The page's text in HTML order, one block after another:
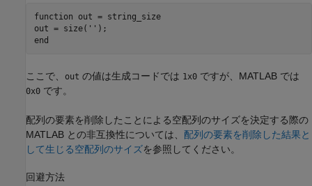
function out = string_size
out = size( ''
end
ここで、 out の値は生成コードでは 1x0 ですが、MATLAB では
0x0 です。
配列の要素を削除したことによる空配列のサイズを決定する際の
MATLAB との非互換性については、 配列の要素を削除した結果と
して生じる空配列のサイズを参照してください。
回避方法